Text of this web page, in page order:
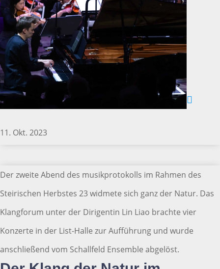
11. Okt. 2023
Der zweite Abend des musikprotokolls im Rahmen des
Steirischen Herbstes 23 widmete sich ganz der Natur. Das
Klangforum unter der Dirigentin Lin Liao brachte vier
Konzerte in der List-Halle zur Aufführung und wurde
anschließend vom Schallfeld Ensemble abgelöst.